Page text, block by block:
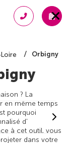
Orbigny
? La
en même temps
pourquoi
d'
à cet outil, vous
dans votre